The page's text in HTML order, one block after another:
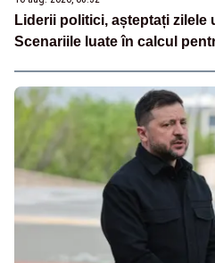
Liderii politici, așteptați zilele
Scenariile luate în calcul